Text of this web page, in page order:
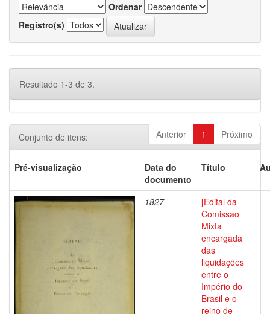
Ordenar
Registro(s)
Resultado 1-3 de 3.
Anterior 1 Próximo
Conjunto de itens:
Pré-visualização
Data do
documento
Título
1827
[Edital da
Comissao
Mixta
encargada
das
liquidações
entre o
Império do
Brasil e o
reino de
-